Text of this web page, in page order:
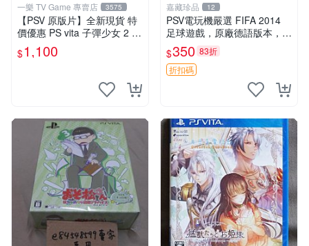
一樂 TV Game 專賣店 3575
【PSV 原版片】全新現貨 特
價優惠 PS vita 子彈少女 2 B
ullet Girls 日文版【一樂電
玩】
$1,100
嘉藏珍品 12
PSV電玩機嚴選 FIFA 2014
足球遊戲，原廠德語版本，清
晰未開盒 fifa 2014 psv 電玩
機
$350 83折
折扣碼